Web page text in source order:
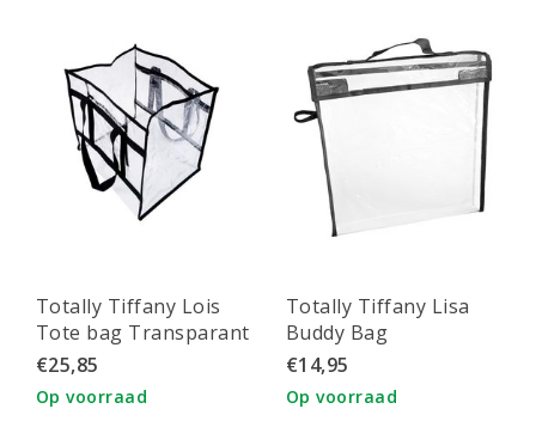
Totally Tiffany Lois
Tote bag Transparant
EZ2Organize
opbergsysteem
33x33x25,4 cm
€25,85
Op voorraad
Totally Tiffany Lisa
Buddy Bag
EZ2Organize
opbergsysteem
33x35.5x4 cm
€14,95
Op voorraad